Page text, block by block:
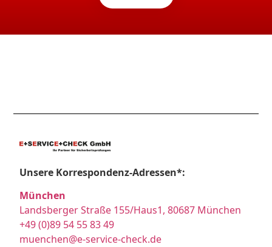
Unsere Korrespondenz-Adressen*:
München
Landsberger Straße 155/Haus1, 80687 München
+49 (0)89 54 55 83 49
muenchen@e-service-check.de